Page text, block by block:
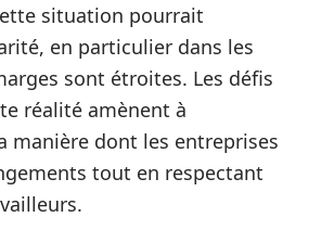
situation pourrait
en particulier dans les
sont étroites. Les défis
réalité amènent à
manière dont les entreprises
tout en respectant